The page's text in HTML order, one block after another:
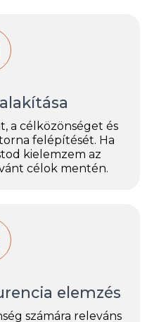
a célközönséget és
felépítését. Ha
kielemzem az
célok mentén.
elemzés
számára releváns